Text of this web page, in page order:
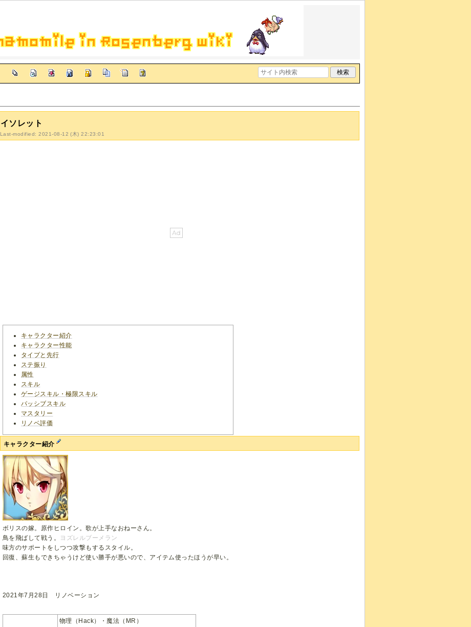
イソレット
Last-modified: 2021-08-12 (木) 22:23:01
キャラクター紹介
キャラクター性能
タイプと先行
ステ振り
属性
スキル
ゲージスキル・極限スキル
パッシブスキル
マスタリー
リノベ評価
キャラクター紹介
ボリスの嫁。原作ヒロイン。歌が上手なおねーさん。
鳥を飛ばして戦う。
ヨズレルブーメラン
味方のサポートをしつつ攻撃もするスタイル。
回復、蘇生もできちゃうけど使い勝手が悪いので、アイテム使ったほうが早い。
2021年7月28日 リノベーション
物理（Hack）・魔法（MR）